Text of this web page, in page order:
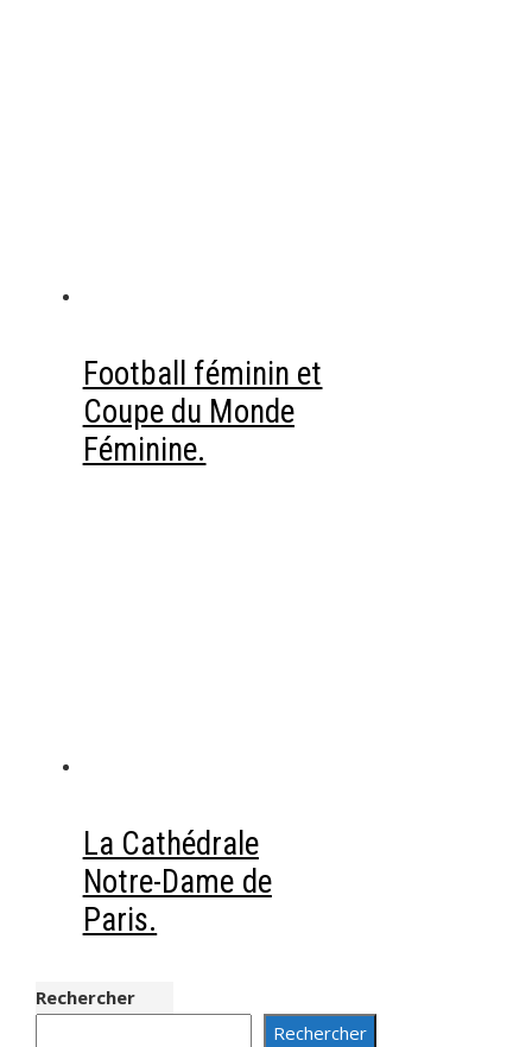
Football féminin et
Coupe du Monde
Féminine.
La Cathédrale
Notre-Dame de
Paris.
Rechercher
Rechercher